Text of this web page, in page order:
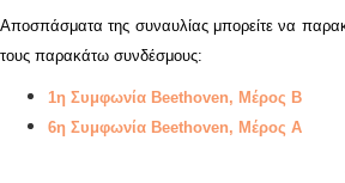
Αποσπάσματα της συναυλίας μπορείτε να
τους παρακάτω συνδέσμους:
1η Συμφωνία Beethoven, Μέρος Β
6η Συμφωνία Beethoven, Μέρος Α